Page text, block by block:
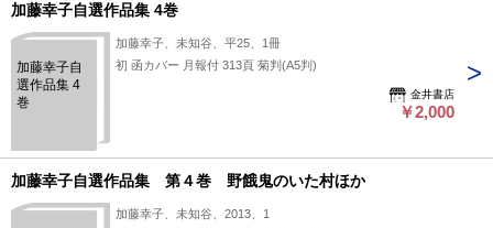
加藤幸子自選作品集 4巻
加藤幸子自
選作品集 4
巻
加藤幸子、未知谷、平25、1冊
初 函カバー 月報付 313頁 菊判(A5判)
金井書店
￥2,000
加藤幸子自選作品集 第４巻 野餓鬼のいた村ほか
加藤幸子、未知谷、2013、1